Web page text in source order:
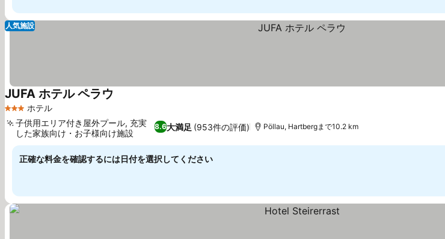
人気施設
3 ホテルのランク
ホテル
JUFA ホテル ペラウ
8.6大満足 (953件の評価)
子供用エリア付き屋外プール, 充実
した家族向け・お子様向け施設
Pöllau, Hartbergまで10.2 km
正確な料金を確認するには日付を選択してください